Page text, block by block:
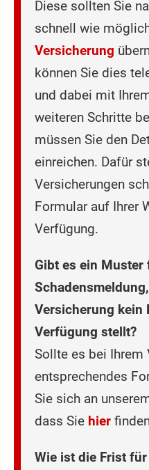
Diese sollten Sie
schnell wie
Versicherung
können Sie dies
und dabei mit
weiteren Schritte
müssen Sie den
einreichen. Dafür
Versicherungen
Formular auf Ihrer
Verfügung.
Gibt es ein Muster
Versicherung kein
Verfügung stellt?
Sollte es bei Ihrem
entsprechendes
Sie sich an
dass Sie hier
Wie ist die Frist